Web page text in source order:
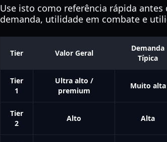
Use isto como referência rápida
demanda, utilidade em combate e
Tier Valor Geral
Demanda
Típica
Tier
1
Ultra alto /
premium
Muito alta
Tier
2
Alto Alta